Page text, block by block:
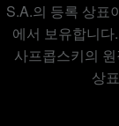
S.A.의 등록 상표
에서 보유합니
사프콥스키의
상